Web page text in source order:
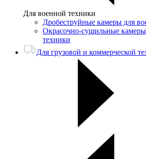
Для военной техники
Дробеструйные камеры для
Окрасочно-сушильные
техники
Для грузовой и коммерческой